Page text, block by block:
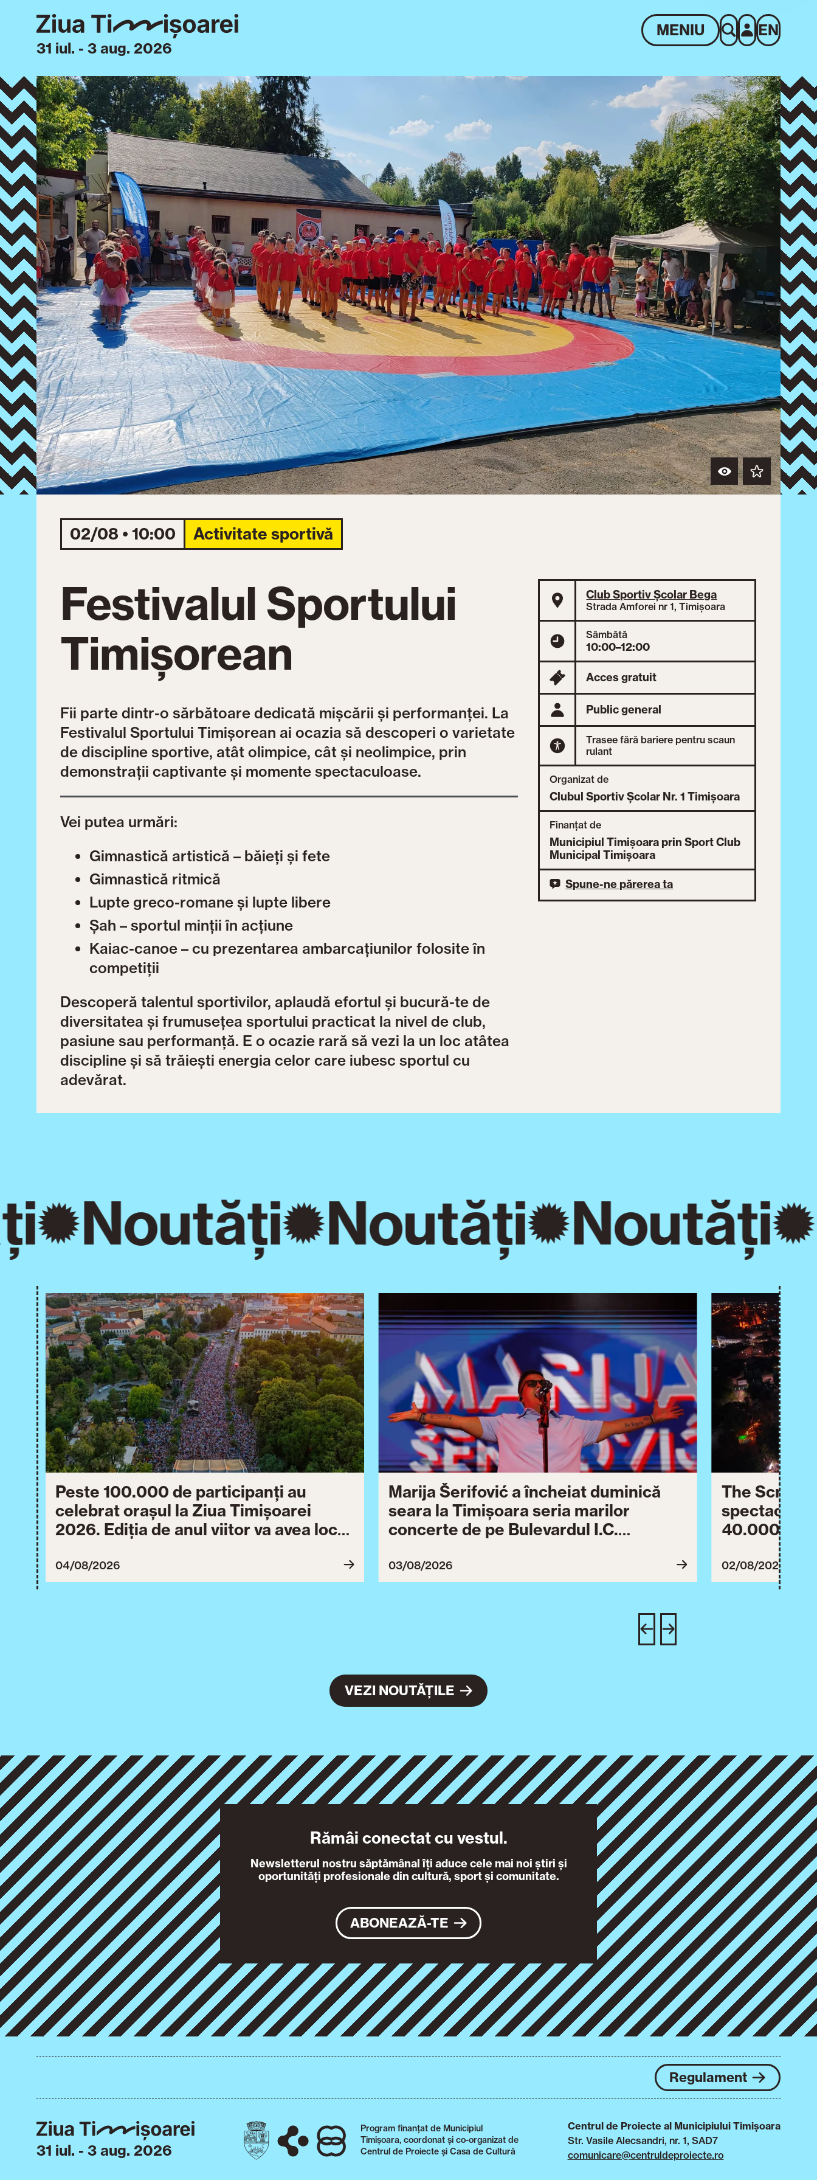
31 iul. - 3 aug. 2026
MENIU EN
02/08 • 10:00 Activitate sportivă
Festivalul Sportului
Timișorean
Fii parte dintr-o sărbătoare dedicată mișcării și performanței. La
Festivalul Sportului Timișorean ai ocazia să descoperi o varietate
de discipline sportive, atât olimpice, cât și neolimpice, prin
demonstrații captivante și momente spectaculoase.
Vei putea urmări:
Gimnastică artistică – băieți și fete
Gimnastică ritmică
Lupte greco-romane și lupte libere
Șah – sportul minții în acțiune
Kaiac-canoe – cu prezentarea ambarcațiunilor folosite în
competiții
Descoperă talentul sportivilor, aplaudă efortul și bucură-te de
diversitatea și frumusețea sportului practicat la nivel de club,
pasiune sau performanță. E o ocazie rară să vezi la un loc atâtea
discipline și să trăiești energia celor care iubesc sportul cu
adevărat.
Club Sportiv Școlar Bega
Strada Amforei nr 1, Timișoara
Sâmbătă
10:00–12:00
Acces gratuit
Public general
Trasee fără bariere pentru scaun
rulant
Organizat de
Clubul Sportiv Școlar Nr. 1 Timișoara
Finanțat de
Municipiul Timișoara prin Sport Club
Municipal Timișoara
Spune-ne părerea ta
Noutăți Noutăți Noutăți
Peste 100.000 de participanți au
celebrat orașul la Ziua Timișoarei
2026. Ediția de anul viitor va avea loc
04/08/2026
Marija Šerifović a încheiat duminică
seara la Timișoara seria marilor
concerte de pe Bulevardul I.C.
Ziua Timișoarei continuă astăzi cu o
ultimă serie de evenimente culturale
03/08/2026
The Script
40.000 de
împreună
02/08/2026
VEZI NOUTĂȚILE
Rămâi conectat cu vestul.
Newsletterul nostru săptămânal îți aduce cele mai noi știri și
oportunități profesionale din cultură, sport și comunitate.
ABONEAZĂ-TE
Regulament
31 iul. - 3 aug. 2026
Program finanțat de Municipiul
Timișoara, coordonat și co-organizat de
Centrul de Proiecte și Casa de Cultură
Centrul de Proiecte al Municipiului Timișoara
Str. Vasile Alecsandri, nr. 1, SAD7
comunicare@centruldeproiecte.ro